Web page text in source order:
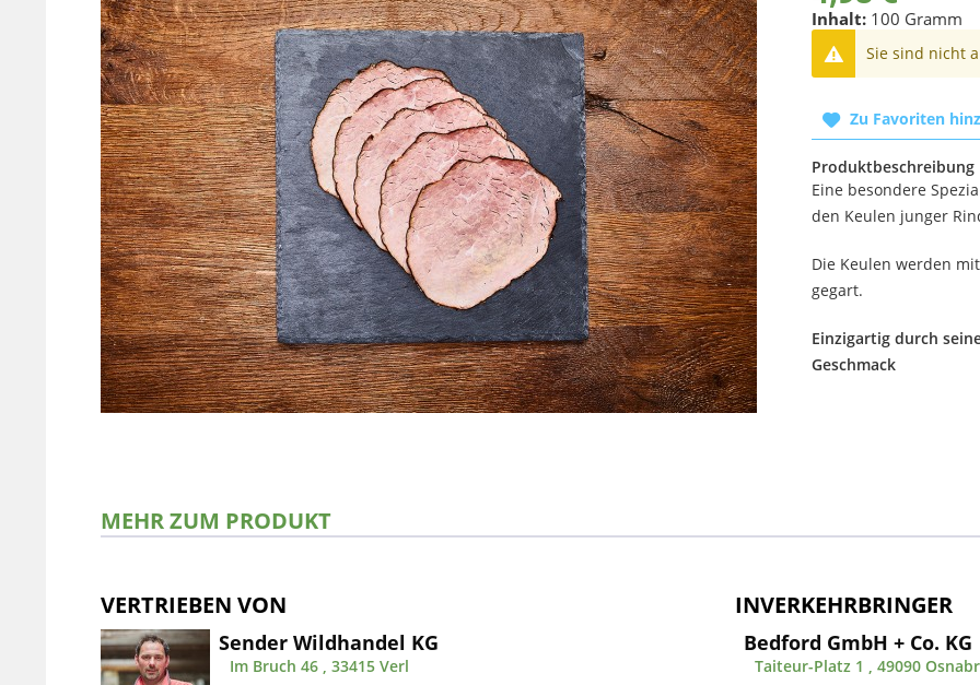
Inhalt: 100 Gramm
Sie sind nicht
Zu Favoriten
Produktbeschreibung
Eine besondere
den Keulen junger
Die Keulen werden
gegart.
Einzigartig durch
Geschmack
MEHR ZUM PRODUKT
VERTRIEBEN VON
Sender Wildhandel KG
Im Bruch 46 , 33415 Verl
INVERKEHRBRINGER
Bedford GmbH + Co. KG
Taiteur-Platz 1 , 49090